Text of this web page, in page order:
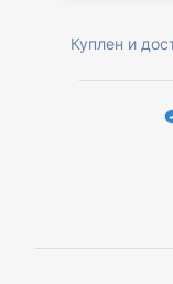
Куплен и